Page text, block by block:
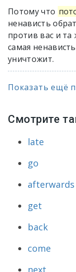
Потому что
ненависть
против вас и та
самая
уничтожит.
Показать ещё
Смотрите
late
go
afterwards
get
back
come
next